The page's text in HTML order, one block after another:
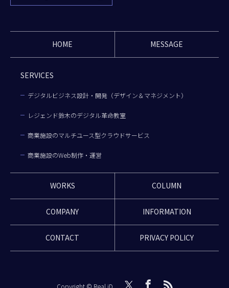
HOME MESSAGE
SERVICES
デジタルビジネス設計・開発（デザイン＆マネジメント）
レジェンド鈴木のデジタル革命教室
商業施設のマルチユース型クラウドサービス
商業施設のWeb制作・運営
WORKS COLUMN
COMPANY INFORMATION
CONTACT PRIVACY POLICY
Copyright © Real iD